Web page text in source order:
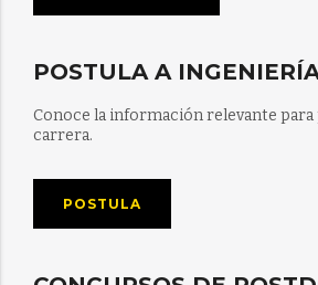
POSTULA A
Conoce la información relevante para
carrera.
POSTULA